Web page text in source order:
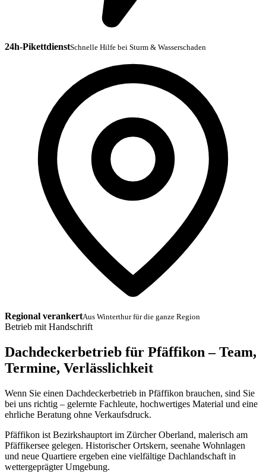
24h-PikettdienstSchnelle Hilfe bei Sturm & Wasserschaden
Regional verankertAus Winterthur für die ganze Region
Betrieb mit Handschrift
Dachdeckerbetrieb für Pfäffikon – Team,
Termine, Verlässlichkeit
Wenn Sie einen Dachdeckerbetrieb in Pfäffikon brauchen, sind Sie
bei uns richtig – gelernte Fachleute, hochwertiges Material und eine
ehrliche Beratung ohne Verkaufsdruck.
Pfäffikon ist Bezirkshauptort im Zürcher Oberland, malerisch am
Pfäffikersee gelegen. Historischer Ortskern, seenahe Wohnlagen
und neue Quartiere ergeben eine vielfältige Dachlandschaft in
wettergeprägter Umgebung.